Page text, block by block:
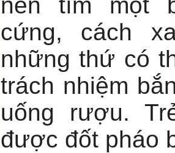
cứng, cách
những thứ có
trách nhiệm
uống rượu.
được đốt pháo